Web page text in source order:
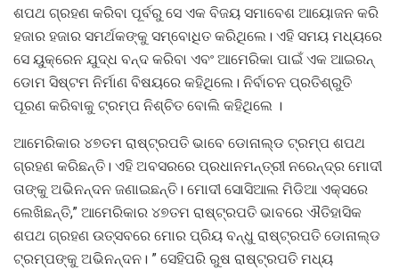
ଶପଥ ଗ୍ରହଣ କରିବା ପୂର୍ବରୁ ସେ ଏକ ବିଜୟ ସମାବେଶ ଆୟୋଜନ କରି
ହଜାର ହଜାର ସମର୍ଥକଙ୍କୁ ସମ୍ବୋଧିତ କରିଥିଲେ। ଏହି ସମୟ ମଧ୍ୟରେ
ସେ ୟୁକ୍ରେନ ଯୁଦ୍ଧ ବନ୍ଦ କରିବା ଏବଂ ଆମେରିକା ପାଇଁ ଏକ ଆଇରନ୍
ଡୋମ ସିଷ୍ଟମ ନିର୍ମାଣ ବିଷୟରେ କହିଥିଲେ। ନିର୍ବାଚନ ପ୍ରତିଶ୍ରୁତି
ପୂରଣ କରିବାକୁ ଟ୍ରମ୍ପ ନିଶ୍ଚିତ ବୋଲି କହିଥିଲେ ।
ଆମେରିକାର ୪୭ତମ ରାଷ୍ଟ୍ରପତି ଭାବେ ଡୋନାଲ୍ଡ ଟ୍ରମ୍ପ ଶପଥ
ଗ୍ରହଣ କରିଛନ୍ତି। ଏହି ଅବସରରେ ପ୍ରଧାନମନ୍ତ୍ରୀ ନରେନ୍ଦ୍ର ମୋଦୀ
ତାଙ୍କୁ ଅଭିନନ୍ଦନ ଜଣାଇଛନ୍ତି। ମୋଦୀ ସୋସିଆଲ ମିଡିଆ ଏକ୍ସରେ
ଲେଖିଛନ୍ତି,” ଆମେରିକାର ୪୭ତମ ରାଷ୍ଟ୍ରପତି ଭାବରେ ଐତିହାସିକ
ଶପଥ ଗ୍ରହଣ ଉତ୍ସବରେ ମୋର ପ୍ରିୟ ବନ୍ଧୁ ରାଷ୍ଟ୍ରପତି ଡୋନାଲ୍ଡ
ଟ୍ରମ୍ପଙ୍କୁ ଅଭିନନ୍ଦନ। ” ସେହିପରି ରୁଷ ରାଷ୍ଟ୍ରପତି ମଧ୍ୟ